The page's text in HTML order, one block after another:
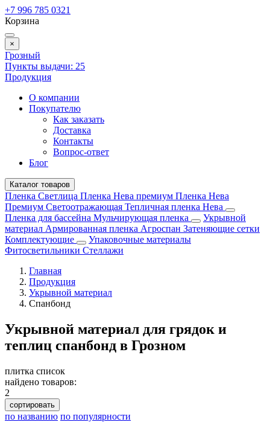
+7 996 785 0321
Корзина
×
Грозный
Пункты выдачи: 25
Продукция
О компании
Покупателю
Как заказать
Доставка
Контакты
Вопрос-ответ
Блог
Каталог товаров
Пленка Светлица Пленка Нева премиум Пленка Нева
Премиум Светоотражающая Тепличная пленка Нева
Пленка для бассейна Мульчирующая пленка
Укрывной
материал Армированная пленка Агроспан Затеняющие сетки
Комплектующие
Упаковочные материалы
Фитосветильники Стеллажи
Главная
Продукция
Укрывной материал
Спанбонд
Укрывной материал для грядок и
теплиц спанбонд в Грозном
плитка список
найдено товаров:
2
сортировать
по названию по популярности